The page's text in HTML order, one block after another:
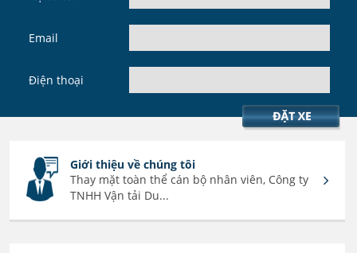
Email
Điện thoại
Giới thiệu về chúng tôi
Thay mặt toàn thể cán bộ nhân viên, Công ty
TNHH Vận tải Du...